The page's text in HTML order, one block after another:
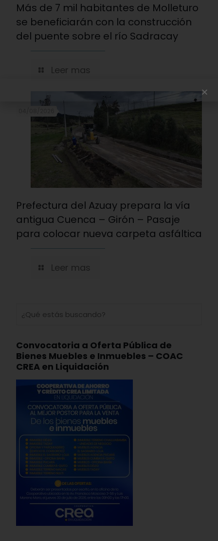
Más de 7 mil habitantes de Molleturo
se beneficiarán con la construcción
del puente sobre el río Sadracay
Leer mas
Prefectura del Azuay prepara la vía
antigua Cuenca – Girón – Pasaje
para colocar nueva carpeta asfáltica
Leer mas
Convocatoria a Oferta Pública de
Bienes Muebles e Inmuebles – COAC
CREA en Liquidación